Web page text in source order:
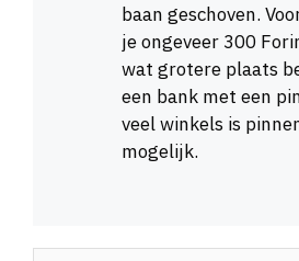
baan geschoven.
je ongeveer 300
wat grotere plaats
een bank met een
veel winkels is
mogelijk.